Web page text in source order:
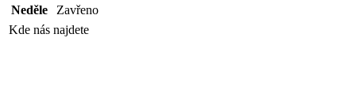
Neděle
Zavřeno
Kde nás najdete